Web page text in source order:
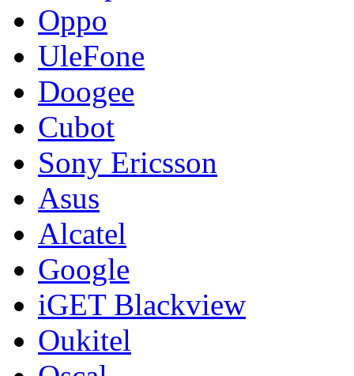
Oppo
UleFone
Doogee
Cubot
Sony Ericsson
Asus
Alcatel
Google
iGET Blackview
Oukitel